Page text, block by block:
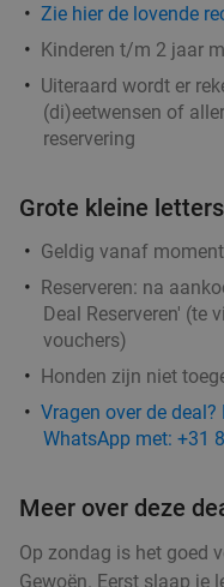
Zie hier de lovende
Kinderen t/m 2 jaar
Uiteraard wordt er
(di)eetwensen of
reservering
Grote kleine letters
Geldig vanaf
Reserveren: na
Deal Reserveren' (te
vouchers)
Honden zijn niet
Vragen over de
WhatsApp met: +31
Meer over deze
Op zondag is het goed
Gewoën. Eerst slaap je